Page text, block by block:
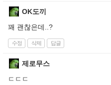
OK도끼
꽤 괜찮은데..?
수정 삭제 답글
제로무스
ㄷㄷㄷ